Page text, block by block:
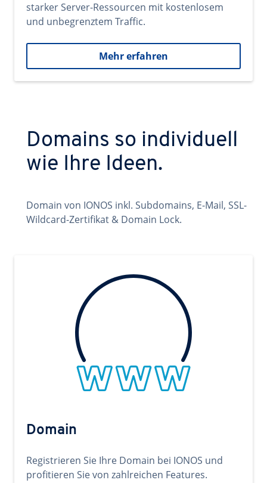
starker Server-Ressourcen mit kostenlosem
und unbegrenztem Traffic.
Mehr erfahren
Domains so individuell
wie Ihre Ideen.
Domain von IONOS inkl. Subdomains, E-Mail, SSL-
Wildcard-Zertifikat & Domain Lock.
Domain
Registrieren Sie Ihre Domain bei IONOS und
profitieren Sie von zahlreichen Features.